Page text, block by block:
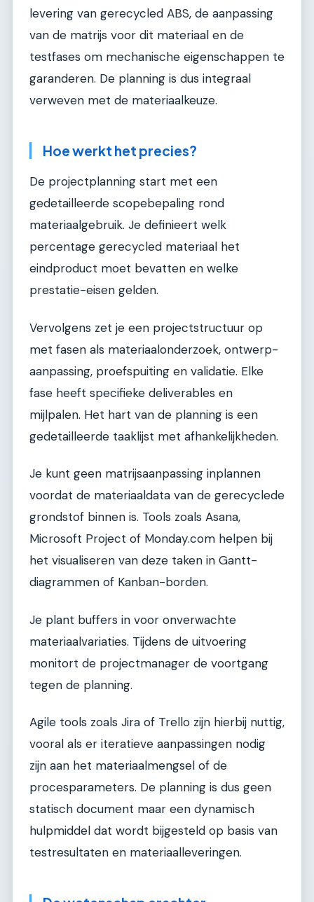
levering van gerecycled ABS, de aanpassing
van de matrijs voor dit materiaal en de
testfases om mechanische eigenschappen te
garanderen. De planning is dus integraal
verweven met de materiaalkeuze.
Hoe werkt het precies?
De projectplanning start met een
gedetailleerde scopebepaling rond
materiaalgebruik. Je definieert welk
percentage gerecycled materiaal het
eindproduct moet bevatten en welke
prestatie-eisen gelden.
Vervolgens zet je een projectstructuur op
met fasen als materiaalonderzoek, ontwerp-
aanpassing, proefspuiting en validatie. Elke
fase heeft specifieke deliverables en
mijlpalen. Het hart van de planning is een
gedetailleerde taaklijst met afhankelijkheden.
Je kunt geen matrijsaanpassing inplannen
voordat de materiaaldata van de gerecyclede
grondstof binnen is. Tools zoals Asana,
Microsoft Project of Monday.com helpen bij
het visualiseren van deze taken in Gantt-
diagrammen of Kanban-borden.
Je plant buffers in voor onverwachte
materiaalvariaties. Tijdens de uitvoering
monitort de projectmanager de voortgang
tegen de planning.
Agile tools zoals Jira of Trello zijn hierbij nuttig,
vooral als er iteratieve aanpassingen nodig
zijn aan het materiaalmengsel of de
procesparameters. De planning is dus geen
statisch document maar een dynamisch
hulpmiddel dat wordt bijgesteld op basis van
testresultaten en materiaalleveringen.